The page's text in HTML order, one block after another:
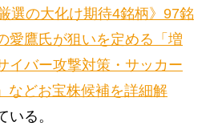
選の大化け期待4銘柄》97銘
愛鷹氏が狙いを定める「増
イバー攻撃対策・サッカー
などお宝株候補を詳細解
いる。